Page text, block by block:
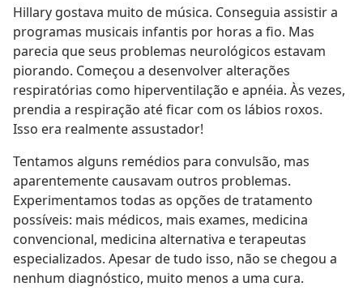
Hillary gostava muito de música. Conseguia assistir a
programas musicais infantis por horas a fio. Mas
parecia que seus problemas neurológicos estavam
piorando. Começou a desenvolver alterações
respiratórias como hiperventilação e apnéia. Às vezes,
prendia a respiração até ficar com os lábios roxos.
Isso era realmente assustador!
Tentamos alguns remédios para convulsão, mas
aparentemente causavam outros problemas.
Experimentamos todas as opções de tratamento
possíveis: mais médicos, mais exames, medicina
convencional, medicina alternativa e terapeutas
especializados. Apesar de tudo isso, não se chegou a
nenhum diagnóstico, muito menos a uma cura.